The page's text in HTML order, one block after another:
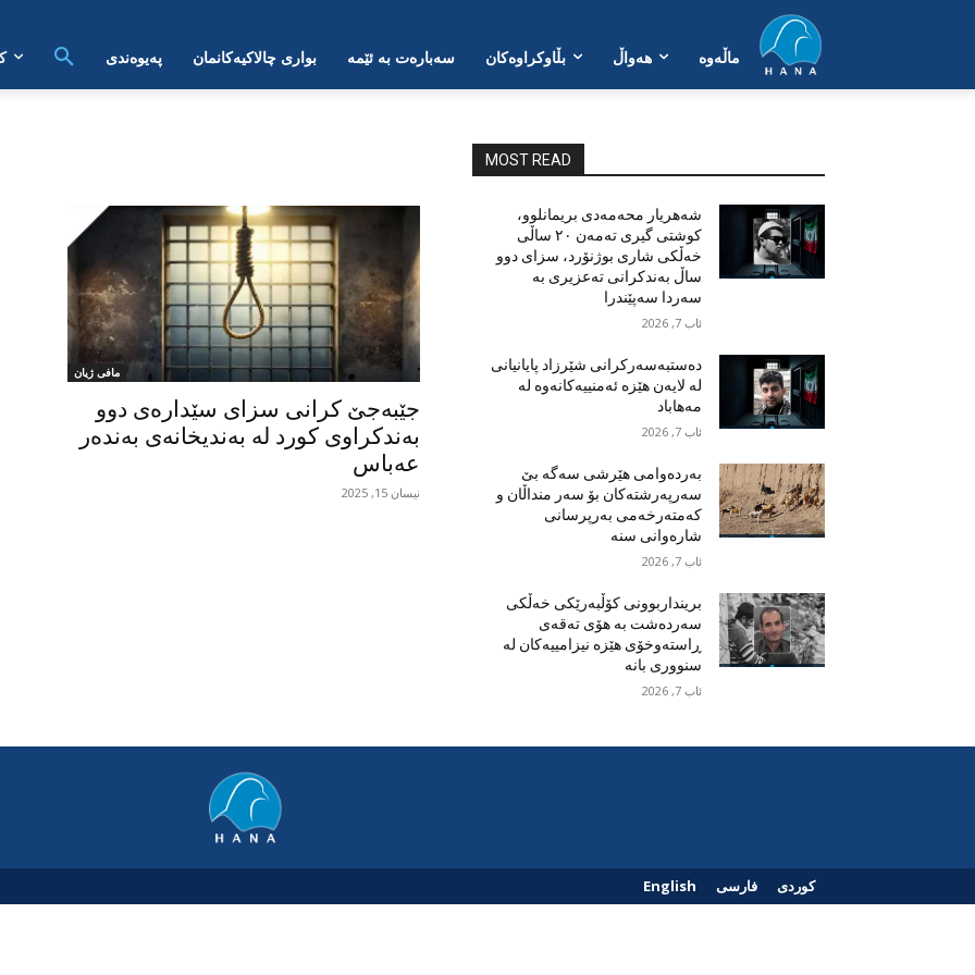
ماڵەوە هەواڵ بڵاوکراوەکان سەبارەت بە ئێمە بواری چالاکیەکانمان پەیوەندی
مافی ژیان
جێبەجێ کرانی سزای سێدارەی دوو
بەندکراوی کورد لە بەندیخانەی بەندەر
عەباس
نیسان 15, 2025
MOST READ
شەهریار محەمەدی بریمانلوو،
کوشتی گیری تەمەن ٢٠ ساڵی
خەڵکی شاری بوژنۆرد، سزای دوو
ساڵ بەندکرانی تەعزیری بە
سەردا سەپێندرا
ئاب 7, 2026
دەستبەسەرکرانی شێرزاد پایانیانی
لە لایەن هێزە ئەمنییەکانەوە لە
مەهاباد
ئاب 7, 2026
بەردەوامی هێرشی سەگە بێ
سەرپەرشتەکان بۆ سەر منداڵان و
کەمتەرخەمی بەرپرسانی
شارەوانی سنە
ئاب 7, 2026
برینداربوونی کۆڵبەرێکی خەڵکی
سەردەشت بە هۆی تەقەی
ڕاستەوخۆی هێزە نیزامییەکان لە
سنووری بانە
ئاب 7, 2026
English فارسی کوردی